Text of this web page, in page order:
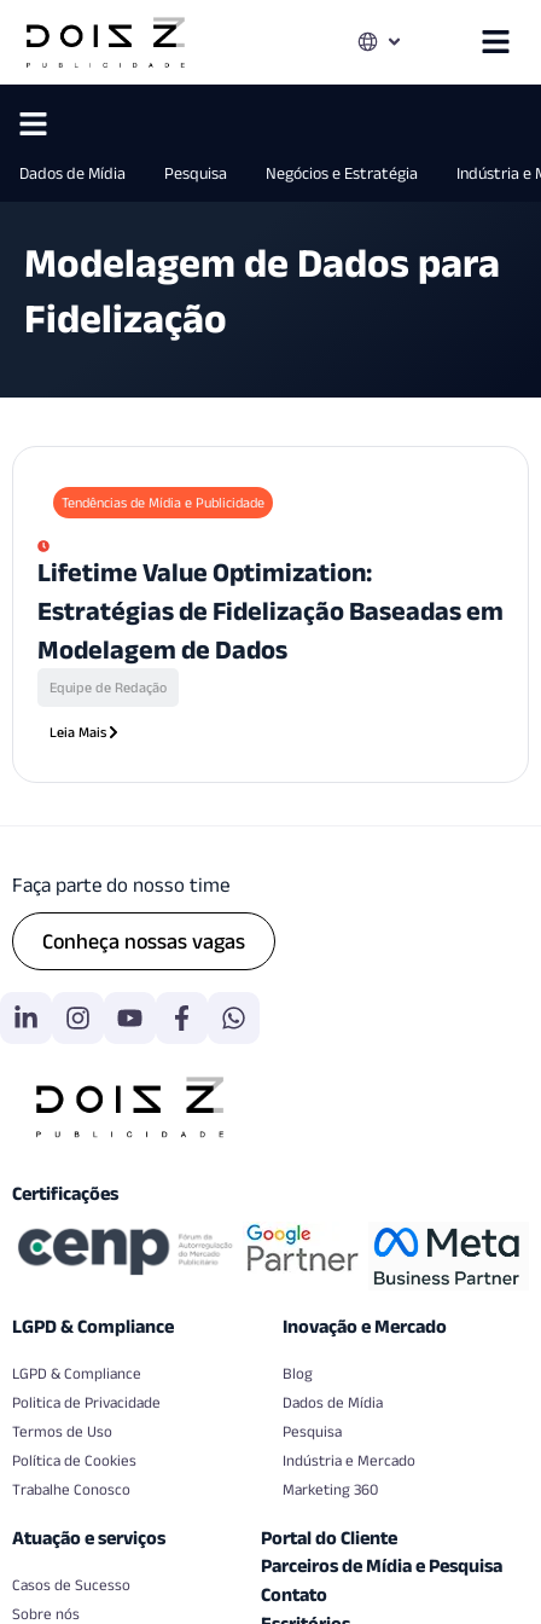
Dados de Mídia Pesquisa Negócios e Estratégia Indústria e
Modelagem de Dados para
Fidelização
Tendências de Mídia e Publicidade
Lifetime Value Optimization:
Estratégias de Fidelização Baseadas em
Modelagem de Dados
Equipe de Redação
Leia Mais
Faça parte do nosso time
Conheça nossas vagas
Certificações
LGPD & Compliance
LGPD & Compliance
Politica de Privacidade
Termos de Uso
Política de Cookies
Trabalhe Conosco
Inovação e Mercado
Blog
Dados de Mídia
Pesquisa
Indústria e Mercado
Marketing 360
Atuação e serviços
Casos de Sucesso
Sobre nós
Portal do Cliente
Parceiros de Mídia e Pesquisa
Contato